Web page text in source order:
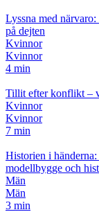
Lyssna med
på dejten
Kvinnor
Kvinnor
4 min
Tillit efter konflikt –
Kvinnor
Kvinnor
7 min
Historien i
modellbygge och
Män
Män
3 min